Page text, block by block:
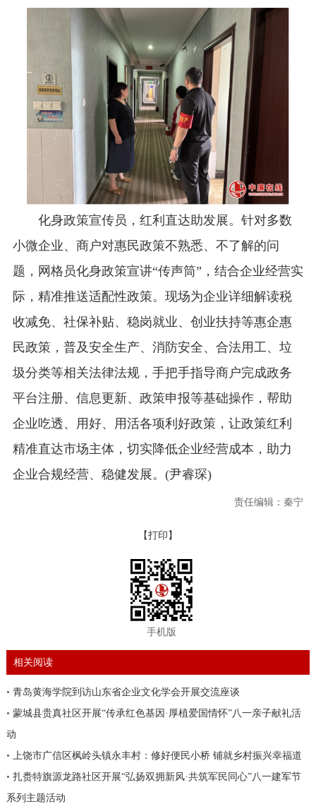
化身政策宣传员，红利直达助发展。针对多数
小微企业、商户对惠民政策不熟悉、不了解的问
题，网格员化身政策宣讲“传声筒”，结合企业经营实
际，精准推送适配性政策。现场为企业详细解读税
收减免、社保补贴、稳岗就业、创业扶持等惠企惠
民政策，普及安全生产、消防安全、合法用工、垃
圾分类等相关法律法规，手把手指导商户完成政务
平台注册、信息更新、政策申报等基础操作，帮助
企业吃透、用好、用活各项利好政策，让政策红利
精准直达市场主体，切实降低企业经营成本，助力
企业合规经营、稳健发展。(尹睿琛)
责任编辑：秦宁
【打印】
手机版
相关阅读
• 青岛黄海学院到访山东省企业文化学会开展交流座谈
• 蒙城县贵真社区开展“传承红色基因·厚植爱国情怀”八一亲子献礼活
动
•
上饶市广信区枫岭头镇永丰村：修好便民小桥 铺就乡村振兴幸福道
• 扎赉特旗源龙路社区开展“弘扬双拥新风·共筑军民同心”八一建军节
系列主题活动